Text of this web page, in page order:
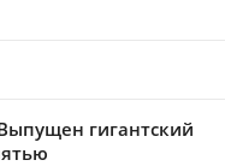
гигантский